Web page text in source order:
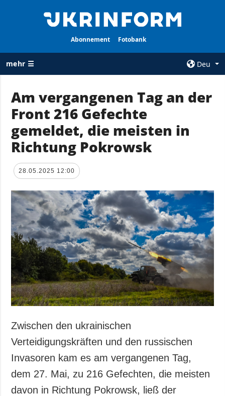
Abonnement Fotobank
mehr ☰
Deu
ALLE
RUBRIKEN
Krieg
Wiederaufbau
der Ukraine
Politik
Wirtschaft
Militär
Gesellschaft und
Kultur
Sport
Kriminalität
Notstand und
Notfälle
AGENTUR
Über uns
Kontakte
und zum Schutz
personenbezogener
Daten
ZUSÄTZLICH
Veröffentlichungen
Interview
Fotos
Video
Abonnement
Am vergangenen Tag an der
Front 216 Gefechte
gemeldet, die meisten in
Richtung Pokrowsk
28.05.2025 12:00
Zwischen den ukrainischen
Verteidigungskräften und den russischen
Invasoren kam es am vergangenen Tag,
dem 27. Mai, zu 216 Gefechten, die meisten
davon in Richtung Pokrowsk, ließ der